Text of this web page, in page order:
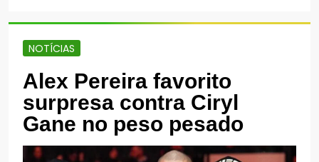
NOTÍCIAS
Alex Pereira favorito
surpresa contra Ciryl
Gane no peso pesado